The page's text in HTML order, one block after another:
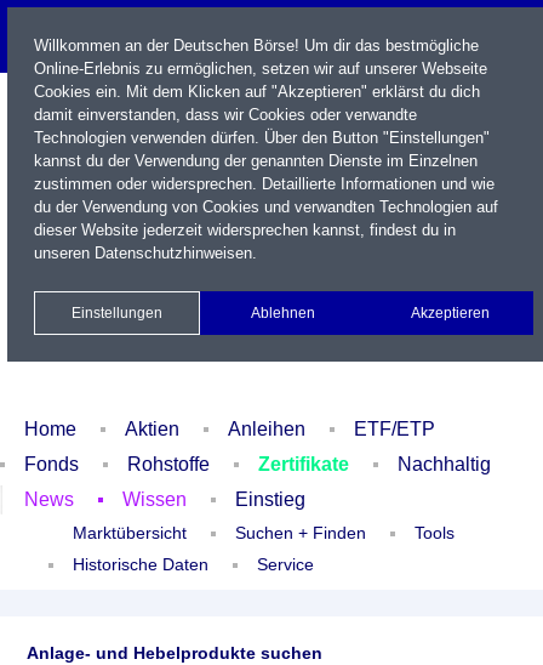
Name / WKN / ISIN / Kürzel
Newsletter Kontakt
Xetra Realtime
Watchlist Portfolio Login
Home Aktien Anleihen
ETF/ETP
Fonds
Rohstoffe Zertifikate
Nachhaltig
News
Wissen Einstieg
Marktübersicht Suchen + Finden
Tools
Historische Daten
Service
Anlage- und Hebelprodukte suchen
Willkommen an der Deutschen Börse! Um dir das bestmögliche
Online-Erlebnis zu ermöglichen, setzen wir auf unserer Webseite
Cookies ein. Mit dem Klicken auf "Akzeptieren" erklärst du dich
damit einverstanden, dass wir Cookies oder verwandte
Technologien verwenden dürfen. Über den Button "Einstellungen"
kannst du der Verwendung der genannten Dienste im Einzelnen
zustimmen oder widersprechen. Detaillierte Informationen und wie
du der Verwendung von Cookies und verwandten Technologien auf
dieser Website jederzeit widersprechen kannst, findest du in
unseren Datenschutzhinweisen.
Einstellungen Ablehnen Akzeptieren